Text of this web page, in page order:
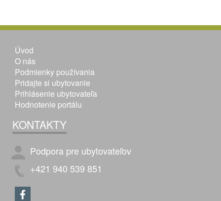
Úvod
O nás
Podmienky používania
Pridajte si ubytovanie
Prihlásenie ubytovateľa
Hodnotenie portálu
KONTAKTY
Podpora pre ubytovateľov
+421 940 539 851